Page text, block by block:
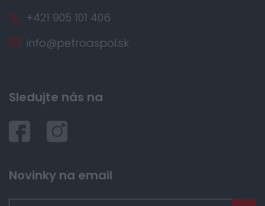
+421 905 101 406
info@petroaspol.sk
Sledujte nás na
Novinky na email